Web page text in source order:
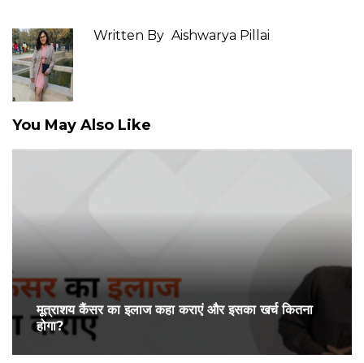
Written By Aishwarya Pillai
You May Also Like
मूत्राशय कैंसर का इलाज कहा कराएं और इसका खर्च कितना
होगा?